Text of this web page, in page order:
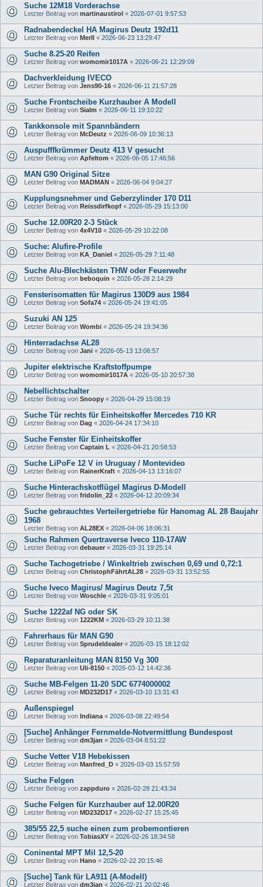
Suche 12M18 Vorderachse
Letzter Beitrag von martinaustirol « 2026-07-01 9:57:53
Radnabendeckel HA Magirus Deutz 192d11
Letzter Beitrag von Merll « 2026-06-23 13:29:47
Suche 8.25-20 Reifen
Letzter Beitrag von womomir1017A « 2026-06-21 12:29:09
Dachverkleidung IVECO
Letzter Beitrag von Jens90-16 « 2026-06-11 21:57:28
Suche Frontscheibe Kurzhauber A Modell
Letzter Beitrag von Sialm « 2026-06-11 19:10:22
Tankkonsole mit Spannbändern
Letzter Beitrag von McDeutz « 2026-06-09 10:36:13
Auspufffkrümmer Deutz 413 V gesucht
Letzter Beitrag von Apfeltom « 2026-06-05 17:46:56
MAN G90 Original Sitze
Letzter Beitrag von MADMAN « 2026-06-04 9:04:27
Kupplungsnehmer und Geberzylinder 170 D11
Letzter Beitrag von Reissdirfkopf « 2026-05-29 15:13:00
Suche 12.00R20 2-3 Stück
Letzter Beitrag von 4x4V10 « 2026-05-29 10:22:08
Suche: Alufire-Profile
Letzter Beitrag von KA_Daniel « 2026-05-29 7:11:48
Suche Alu-Blechkästen THW oder Feuerwehr
Letzter Beitrag von beboquin « 2026-05-28 2:14:29
Fensterisomatten für Magirus 130D9 aus 1984
Letzter Beitrag von Sofa74 « 2026-05-24 19:41:05
Suzuki AN 125
Letzter Beitrag von Wombi « 2026-05-24 19:34:36
Hinterradachse AL28
Letzter Beitrag von Jani « 2026-05-13 13:06:57
Jupiter elektrische Kraftstoffpumpe
Letzter Beitrag von womomir1017A « 2026-05-10 20:57:38
Nebellichtschalter
Letzter Beitrag von Snoopy « 2026-04-29 15:08:19
Suche Tür rechts für Einheitskoffer Mercedes 710 KR
Letzter Beitrag von Dag « 2026-04-24 17:34:10
Suche Fenster für Einheitskoffer
Letzter Beitrag von Captain L « 2026-04-21 20:58:53
Suche LiPoFe 12 V in Uruguay / Montevideo
Letzter Beitrag von RainerKraft « 2026-04-13 13:16:07
Suche Hinterachskotflügel Magirus D-Modell
Letzter Beitrag von fridolin_22 « 2026-04-12 20:09:34
Suche gebrauchtes Verteilergetriebe für Hanomag AL 28 Baujahr
1968
Letzter Beitrag von AL28EX « 2026-04-06 18:06:31
Suche Rahmen Quertraverse Iveco 110-17AW
Letzter Beitrag von debauer « 2026-03-31 19:25:14
Suche Tachogetriebe / Winkeltrieb zwischen 0,69 und 0,72:1
Letzter Beitrag von ChristophFährtAL28 « 2026-03-31 13:52:55
Suche Iveco Magirus/ Magirus Deutz 7,5t
Letzter Beitrag von Woschle « 2026-03-31 9:05:01
Suche 1222af NG oder SK
Letzter Beitrag von 1222KM « 2026-03-29 10:11:38
Fahrerhaus für MAN G90
Letzter Beitrag von Sprudeldealer « 2026-03-15 18:12:02
Reparaturanleitung MAN 8150 Vg 300
Letzter Beitrag von Uli-8150 « 2026-03-12 14:42:36
Suche MB-Felgen 11-20 SDC 6774000002
Letzter Beitrag von MD232D17 « 2026-03-10 13:31:43
Außenspiegel
Letzter Beitrag von Indiana « 2026-03-08 22:49:54
[Suche] Anhänger Fernmelde-Notvermittlung Bundespost
Letzter Beitrag von dm3jan « 2026-03-04 8:51:22
Suche Vetter V18 Hebekissen
Letzter Beitrag von Manfred_D « 2026-03-03 15:57:59
Suche Felgen
Letzter Beitrag von zappduro « 2026-02-28 21:43:34
Suche Felgen für Kurzhauber auf 12.00R20
Letzter Beitrag von MD232D17 « 2026-02-27 15:25:45
385/55 22,5 suche einen zum probemontieren
Letzter Beitrag von TobiasXY « 2026-02-26 18:34:58
Coninental MPT Mil 12,5-20
Letzter Beitrag von Hano « 2026-02-22 20:15:46
[Suche] Tank für LA911 (A-Modell)
Letzter Beitrag von dm3jan « 2026-02-21 20:02:46